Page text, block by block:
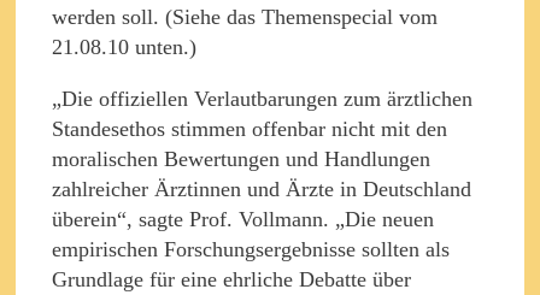
werden soll. (Siehe das Themenspecial vom
21.08.10 unten.)
„Die offiziellen Verlautbarungen zum ärztlichen
Standesethos stimmen offenbar nicht mit den
moralischen Bewertungen und Handlungen
zahlreicher Ärztinnen und Ärzte in Deutschland
überein“, sagte Prof. Vollmann. „Die neuen
empirischen Forschungsergebnisse sollten als
Grundlage für eine ehrliche Debatte über